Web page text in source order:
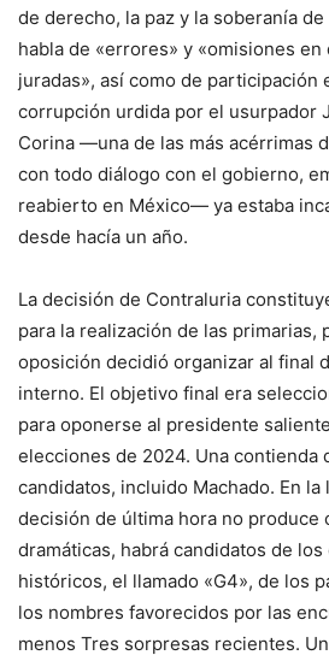
de derecho, la paz y la soberanía de
habla de «errores» y «omisiones en
juradas», así como de participación
corrupción urdida por el usurpador
Corina —una de las más acérrimas
con todo diálogo con el gobierno,
reabierto en México— ya estaba
desde hacía un año.
La decisión de Contraluria
para la realización de las primarias,
oposición decidió organizar al final
interno. El objetivo final era
para oponerse al presidente
elecciones de 2024. Una contienda
candidatos, incluido Machado. En la
decisión de última hora no produce
dramáticas, habrá candidatos de
históricos, el llamado «G4», de los
los nombres favorecidos por las
menos Tres sorpresas recientes.